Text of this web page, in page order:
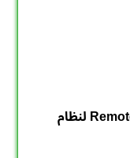
3. من يمكنه استخدام Remote Keylogger لنظام